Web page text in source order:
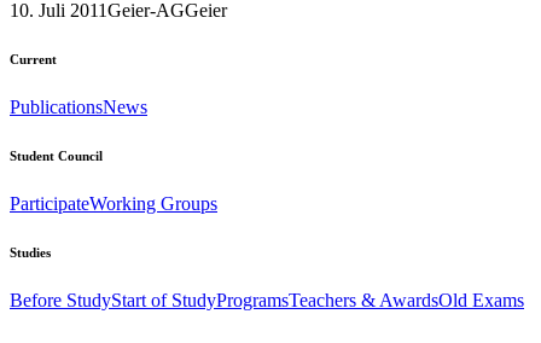
10. Juli 2011Geier-AGGeier
Current
PublicationsNews
Student Council
ParticipateWorking Groups
Studies
Before StudyStart of StudyProgramsTeachers & AwardsOld Exams